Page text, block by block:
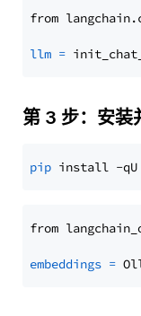
from
llm =
第 3 步：安
pip
from
embeddings =